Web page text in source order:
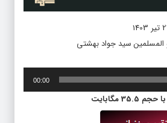
سید جواد بهشتی
00:00
35.5 مگابایت